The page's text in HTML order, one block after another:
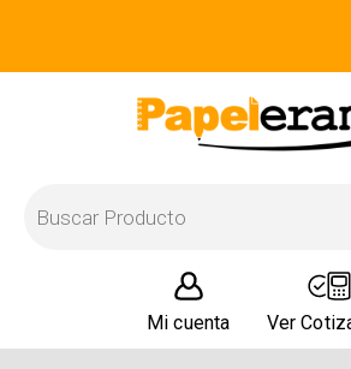
Mi cuenta Ver